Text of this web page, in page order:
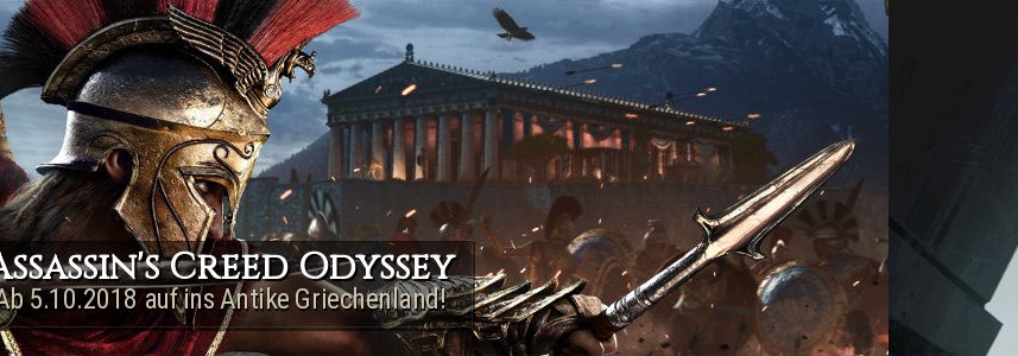
Direkt zum Inhalt
Assassin's Creed Rogue
Remastered
Jetzt für PS4 & Xbox One!